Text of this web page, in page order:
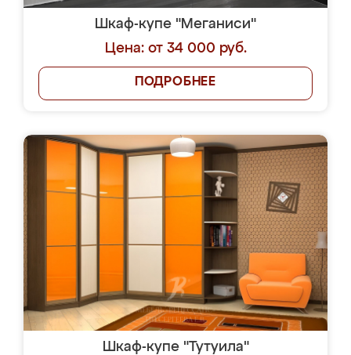
Шкаф-купе "Меганиси"
Цена: от 34 000 руб.
ПОДРОБНЕЕ
Шкаф-купе "Тутуила"